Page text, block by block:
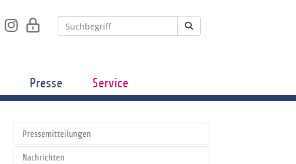
Presse Service
Pressemitteilungen
Nachrichten